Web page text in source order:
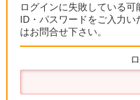
ログインに失敗している
ID・パスワードをご入力
はお問合せ下さい。